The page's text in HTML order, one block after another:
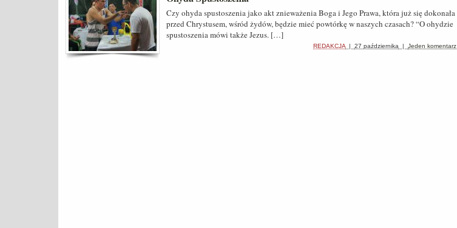
Czy ohyda spustoszenia jako akt znieważenia Boga i Jego Prawa, która już się dokonała
przed Chrystusem, wśród żydów, będzie mieć powtórkę w naszych czasach? “O ohydzie
spustoszenia mówi także Jezus. […]
REDAKCJA | 27 października | Jeden komentarz